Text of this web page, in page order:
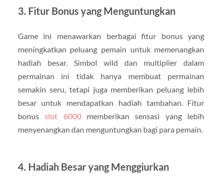
3. Fitur Bonus yang Menguntungkan
Game ini menawarkan berbagai fitur bonus yang
meningkatkan peluang pemain untuk memenangkan
hadiah besar. Simbol wild dan multiplier dalam
permainan ini tidak hanya membuat permainan
semakin seru, tetapi juga memberikan peluang lebih
besar untuk mendapatkan hadiah tambahan. Fitur
bonusslot 6000 memberikan sensasi yang lebih
menyenangkan dan menguntungkan bagi para pemain.
4. Hadiah Besar yang Menggiurkan